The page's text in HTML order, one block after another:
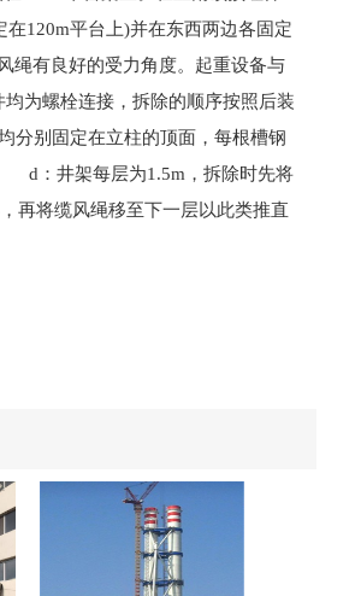
120m平台上)并在东西两边各固定
绳有良好的受力角度。起重设备与
为螺栓连接，拆除的顺序按照后装
分别固定在立柱的顶面，每根槽钢
d：井架每层为1.5m，拆除时先将
再将缆风绳移至下一层以此类推直